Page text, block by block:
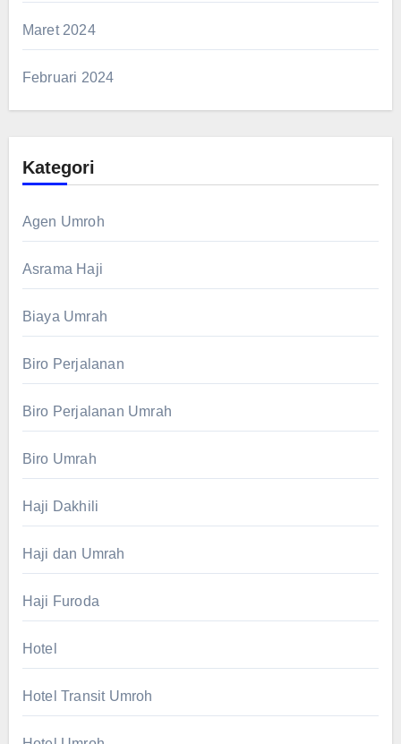
Maret 2024
Februari 2024
Kategori
Agen Umroh
Asrama Haji
Biaya Umrah
Biro Perjalanan
Biro Perjalanan Umrah
Biro Umrah
Haji Dakhili
Haji dan Umrah
Haji Furoda
Hotel
Hotel Transit Umroh